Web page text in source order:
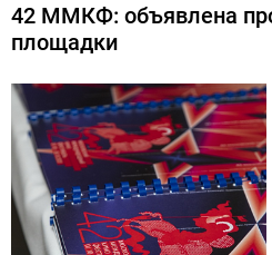
42 ММКФ: объявлена
площадки